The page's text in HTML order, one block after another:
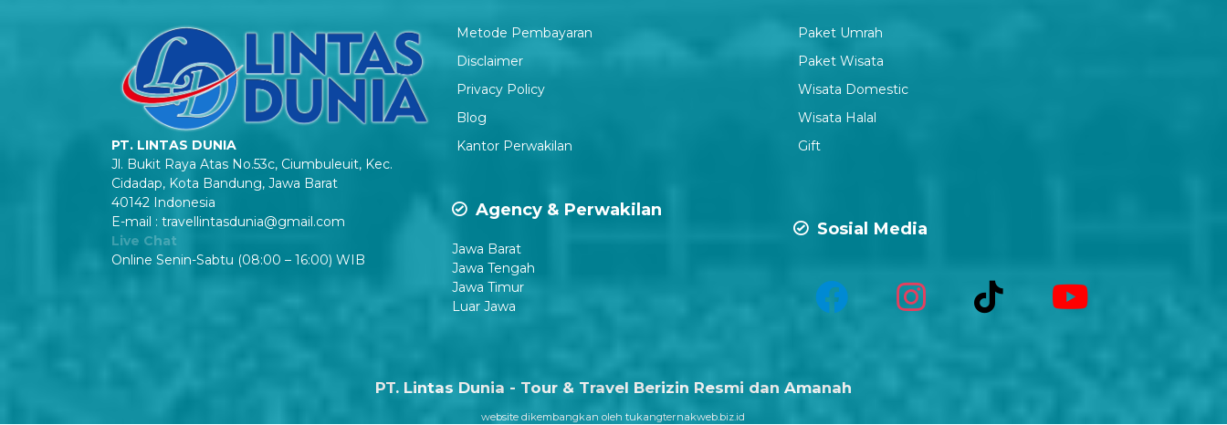
PT. LINTAS DUNIA
Jl. Bukit Raya Atas No.53c, Ciumbuleuit, Kec.
Cidadap, Kota Bandung, Jawa Barat
40142 Indonesia
E-mail : travellintasdunia@gmail.com
Live Chat
Online Senin-Sabtu (08:00 – 16:00) WIB
Metode Pembayaran
Disclaimer
Privacy Policy
Blog
Kantor Perwakilan
Agency & Perwakilan
Jawa Barat
Jawa Tengah
Jawa Timur
Luar Jawa
Paket Umrah
Paket Wisata
Wisata Domestic
Wisata Halal
Gift
Sosial Media
PT. Lintas Dunia - Tour & Travel Berizin Resmi dan Amanah
website dikembangkan oleh tukangternakweb.biz.id